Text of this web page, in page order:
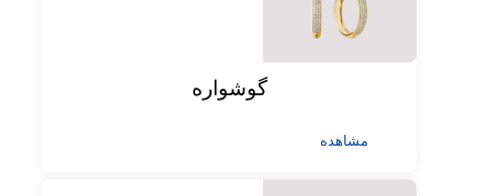
گوشواره
مشاهده